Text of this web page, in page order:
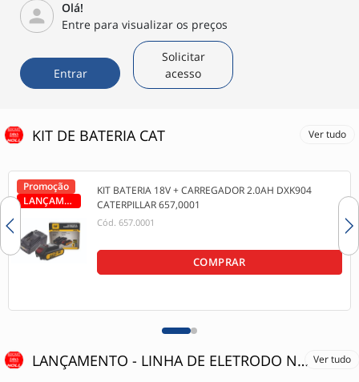
person
Olá!
Entre para visualizar os preços
Entrar
Solicitar
acesso
KIT DE BATERIA CAT Ver tudo
Promoção
LANÇAMENTO
KIT BATERIA 18V + CARREGADOR 2.0AH DXK904
CATERPILLAR 657,0001
Cód. 657.0001
COMPRAR
LANÇAMENTO - LINHA DE ELETRODO NOLL Ver tudo